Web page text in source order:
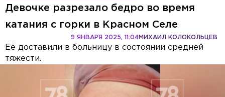
Девочке разрезало бедро во время
катания с горки в Красном Селе
МИХАИЛ КОЛОКОЛЬЦЕВ
9 ЯНВАРЯ 2025, 11:04
Её доставили в больницу в состоянии средней
тяжести.